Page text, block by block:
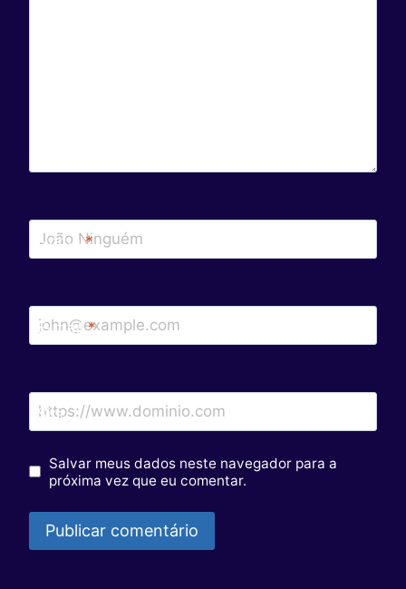
Nome*
E-mail*
Site
Salvar meus dados neste navegador para a
próxima vez que eu comentar.